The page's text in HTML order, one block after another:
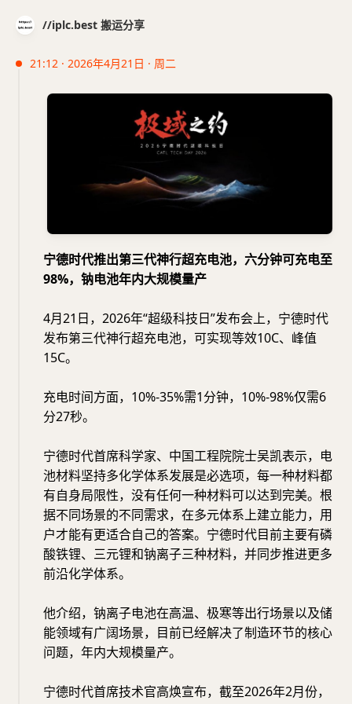
//iplc.best 搬运分享
21:12 · 2026年4月21日 · 周二
宁德时代推出第三代神行超充电池，六分钟可充电至
98%，钠电池年内大规模量产
4月21日，2026年“超级科技日”发布会上，宁德时代
发布第三代神行超充电池，可实现等效10C、峰值
15C。
充电时间方面，10%-35%需1分钟，10%-98%仅需6
分27秒。
宁德时代首席科学家、中国工程院院士吴凯表示，电
池材料坚持多化学体系发展是必选项，每一种材料都
有自身局限性，没有任何一种材料可以达到完美。根
据不同场景的不同需求，在多元体系上建立能力，用
户才能有更适合自己的答案。宁德时代目前主要有磷
酸铁锂、三元锂和钠离子三种材料，并同步推进更多
前沿化学体系。
他介绍，钠离子电池在高温、极寒等出行场景以及储
能领域有广阔场景，目前已经解决了制造环节的核心
问题，年内大规模量产。
宁德时代首席技术官高焕宣布，截至2026年2月份，